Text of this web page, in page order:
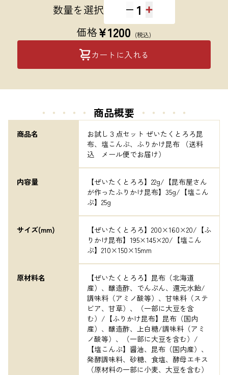
数量を選択 1
価格¥1200 (税込)
カートに入れる
・・・・・ 商品概要 ・・・・・
商品名
お試し３点セット ぜいたくとろろ昆
布、塩こんぶ、ふりかけ昆布 （送料
込　メール便でお届け）
内容量
【ぜいたくとろろ】22g/【昆布屋さん
が作ったふりかけ昆布】35g/【塩こん
ぶ】25g
サイズ(mm)
【ぜいたくとろろ】200×160×20/【ふ
りかけ昆布】195×145×20/【塩こん
ぶ】210×150×15mm
原材料名
【ぜいたくとろろ】昆布（北海道
産）、醸造酢、でんぷん、還元水飴/
調味料（アミノ酸等）、甘味料（ステ
ビア、甘草）、（一部に大豆を含
む）/【ふりかけ昆布】昆布（国内
産）、醸造酢、上白糖/調味料（アミ
ノ酸等）、（一部に大豆を含む）/
【塩こんぶ】醤油、昆布（国内産）、
発酵調味料、砂糖、食塩、酵母エキス
（原材料の一部に小麦、大豆を含む）